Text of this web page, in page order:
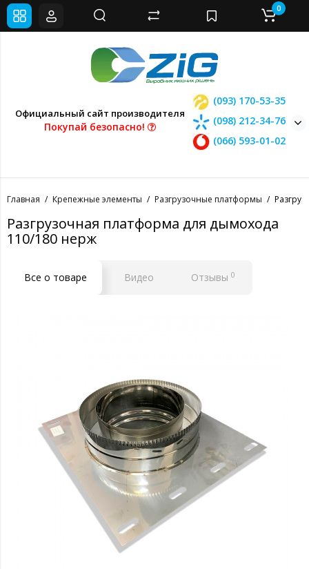
Официальный сайт производителя
Покупай безопасно!
(093) 170-53-35
(098) 212-34-76
(066) 593-01-02
0
Главная Крепежные элементы Разгрузочные платформы
Разгрузочная платформа для дымохода
110/180 нерж
Все о товаре Видео Отзывы 0